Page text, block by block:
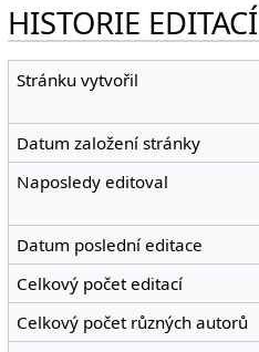
HISTORIE EDITACÍ
Stránku vytvořil
Datum založení stránky
Naposledy editoval
Datum poslední editace
Celkový počet editací
Celkový počet různých autorů